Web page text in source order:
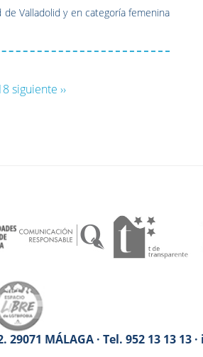
Valladolid y en categoría femenina
siguiente ››
MÁLAGA · Tel. 952 13 13 13